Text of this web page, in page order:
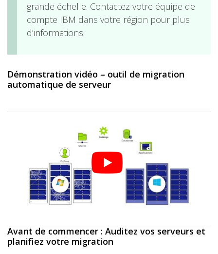
grande échelle. Contactez votre équipe de
compte IBM dans votre région pour plus
d’informations.
Démonstration vidéo – outil de migration
automatique de serveur
Avant de commencer : Auditez vos serveurs et
planifiez votre migration